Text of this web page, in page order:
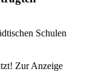
Schulen
Zur Anzeige